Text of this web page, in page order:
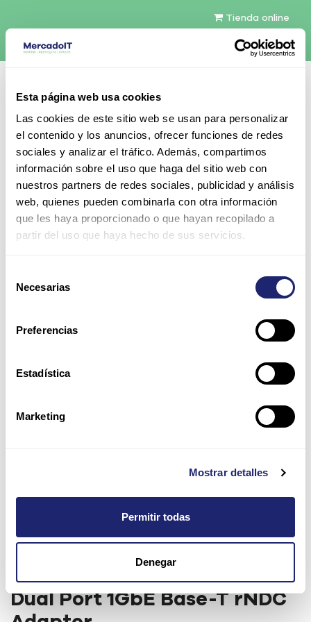
Esta página web usa cookies
Las cookies de este sitio web se usan para personalizar
el contenido y los anuncios, ofrecer funciones de redes
sociales y analizar el tráfico. Además, compartimos
información sobre el uso que haga del sitio web con
nuestros partners de redes sociales, publicidad y análisis
web, quienes pueden combinarla con otra información
que les haya proporcionado o que hayan recopilado a
partir del uso que haya hecho de sus servicios.
Necesarias
Preferencias
Estadística
Marketing
Mostrar detalles
Permitir todas
Denegar
Tienda online
Español
Contáctenos
Todos los productos
Dell Broadcom 57416 Dual Port 10GbE Base-T +
5720 Dual Port 1GbE Base-T rNDC Adapter
Dell Broadcom 57416 Dual
Port 10GbE Base-T + 5720
Dual Port 1GbE Base-T rNDC